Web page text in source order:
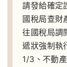
請發給確定
國稅局查財
往國稅局調
遞狀強制執
1/3、不動